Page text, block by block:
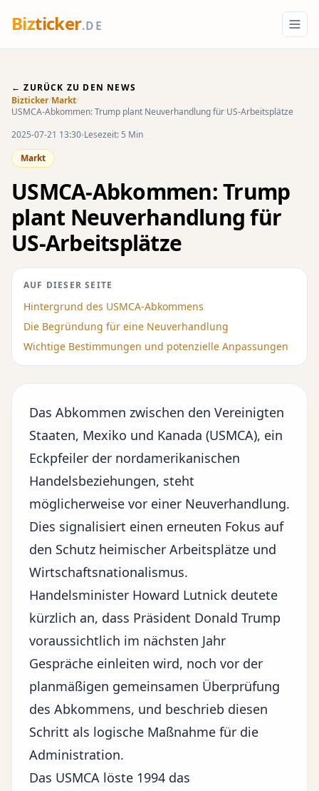
Bizticker.DE
← ZURÜCK ZU DEN NEWS
Bizticker/Markt/
USMCA-Abkommen: Trump plant Neuverhandlung für US-Arbeitsplätze
2025-07-21 13:30 Lesezeit: 5 Min
Markt
USMCA-Abkommen: Trump
plant Neuverhandlung für
US-Arbeitsplätze
AUF DIESER SEITE
Hintergrund des USMCA-Abkommens
Die Begründung für eine Neuverhandlung
Wichtige Bestimmungen und potenzielle Anpassungen
Das Abkommen zwischen den Vereinigten
Staaten, Mexiko und Kanada (USMCA), ein
Eckpfeiler der nordamerikanischen
Handelsbeziehungen, steht
möglicherweise vor einer Neuverhandlung.
Dies signalisiert einen erneuten Fokus auf
den Schutz heimischer Arbeitsplätze und
Wirtschaftsnationalismus.
Handelsminister Howard Lutnick deutete
kürzlich an, dass Präsident Donald Trump
voraussichtlich im nächsten Jahr
Gespräche einleiten wird, noch vor der
planmäßigen gemeinsamen Überprüfung
des Abkommens, und beschrieb diesen
Schritt als logische Maßnahme für die
Administration.
Das USMCA löste 1994 das